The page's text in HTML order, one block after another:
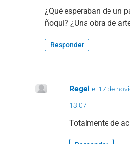
¿Qué esperaban de un
ñoqui? ¿Una obra de
Responder
Regei el 17 de
13:07
Totalmente de